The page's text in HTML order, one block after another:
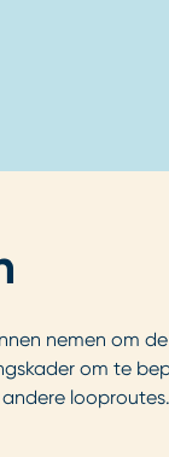
nemen om
om te
looproutes.